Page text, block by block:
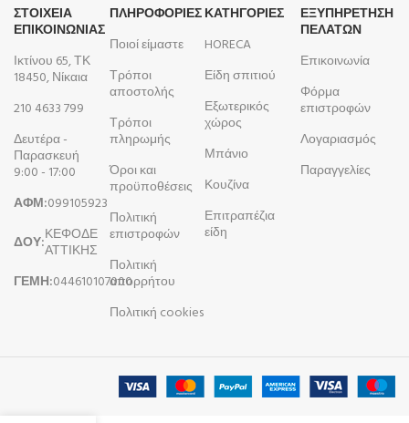
ΣΤΟΙΧΕΙΑ
ΕΠΙΚΟΙΝΩΝΙΑΣ
Ικτίνου 65, ΤΚ
18450, Νίκαια
210 4633 799
Δευτέρα -
Παρασκευή
9:00 - 17:00
ΑΦΜ:099105923
ΔΟΥ:ΚΕΦΟΔΕ
ΑΤΤΙΚΗΣ
ΓΕΜΗ:044610107000
ΠΛΗΡΟΦΟΡΊΕΣ
Ποιοί είμαστε
Τρόποι
αποστολής
Τρόποι
πληρωμής
Όροι και
προϋποθέσεις
Πολιτική
επιστροφών
Πολιτική
απορρήτου
Πολιτική cookies
ΚΑΤΗΓΟΡΙΕΣ
HORECA
Είδη σπιτιού
Εξωτερικός
χώρος
Μπάνιο
Κουζίνα
Επιτραπέζια
είδη
ΕΞΥΠΗΡΕΤΗΣΗ
ΠΕΛΑΤΩΝ
Επικοινωνία
Φόρμα
επιστροφών
Λογαριασμός
Παραγγελίες